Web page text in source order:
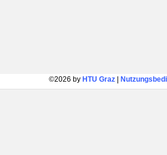
©2026 by HTU Graz|